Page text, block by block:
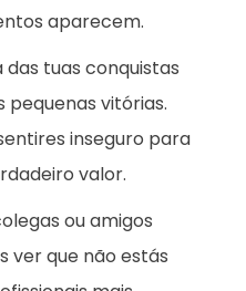
aparecem.
tuas conquistas
pequenas vitórias.
inseguro para
valor.
ou amigos
ver que não estás